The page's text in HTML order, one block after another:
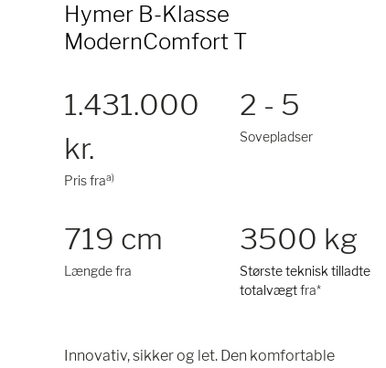
Hymer B-Klasse
ModernComfort T
1.431.000
kr.
Pris fraa)
2 - 5
Sovepladser
719 cm
Længde fra
3500 kg
Største teknisk tilladte
totalvægtfra*
Innovativ, sikker og let. Den komfortable